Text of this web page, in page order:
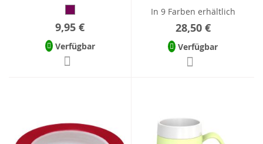
9,95 €
Verfügbar
In 9 Farben erhältlich
28,50 €
Verfügbar